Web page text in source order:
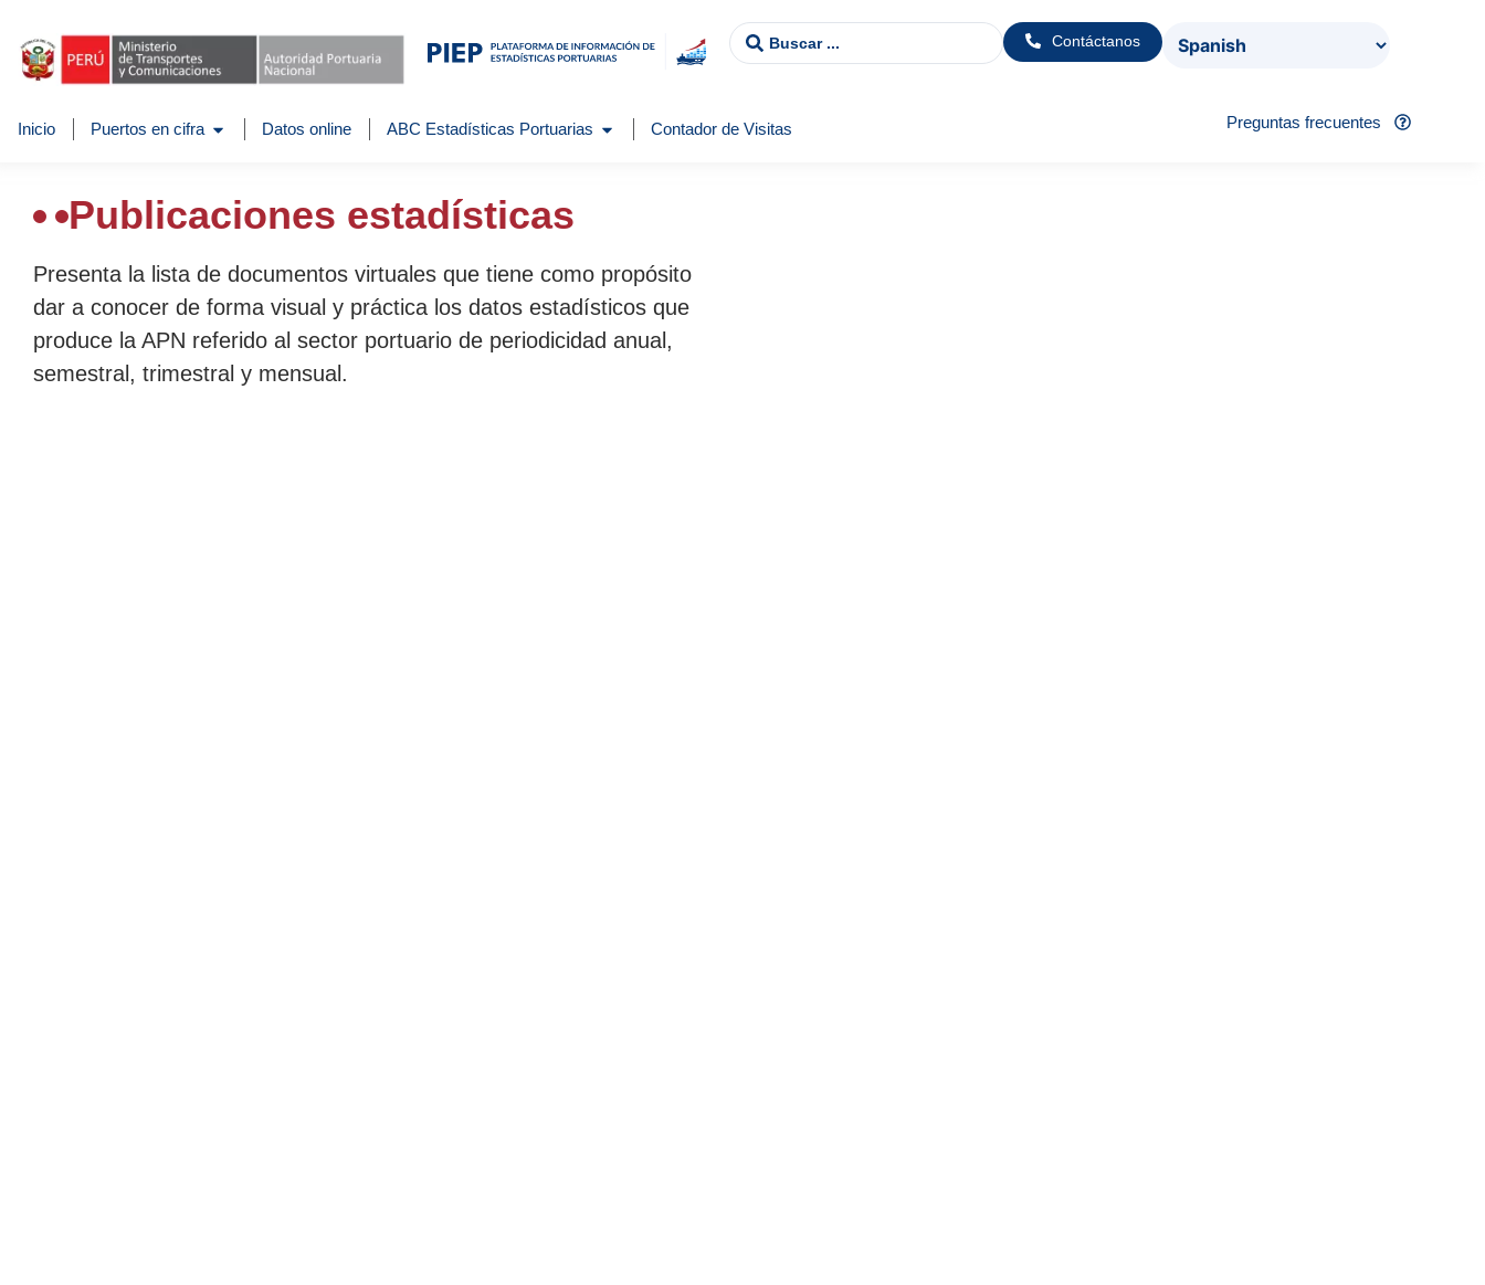
Contáctanos
Inicio Puertos en cifra Datos online ABC Estadísticas Portuarias Contador de Visitas Preguntas frecuentes
Publicaciones estadísticas
Presenta la lista de documentos virtuales que tiene como propósito
dar a conocer de forma visual y práctica los datos estadísticos que
produce la APN referido al sector portuario de periodicidad anual,
semestral, trimestral y mensual.